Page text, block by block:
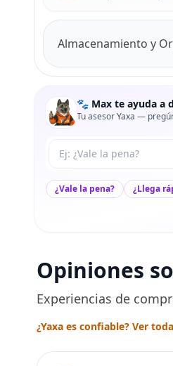
Almacenamiento y
🐾 Max te ayuda a
Tu asesor Yaxa —
Tu pregunta a Max
¿Vale la pena? ¿Llega
Opiniones
Experiencias de
¿Yaxa es confiable? Ver